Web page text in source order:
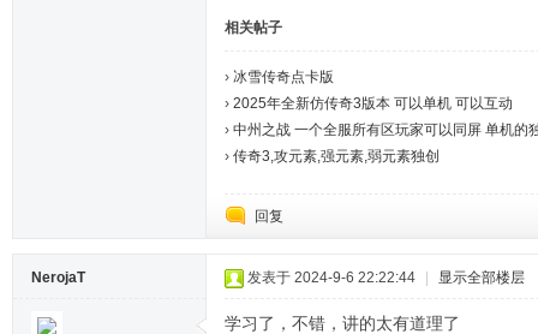
相关帖子
› 冰雪传奇点卡版
› 2025年全新仿传奇3版本 可以单机 可以互动
› 中州之战 一个全服所有区玩家可以同屏 单机的
› 传奇3,攻元素,强元素,弱元素独创
回复
NerojaT 发表于 2024-9-6 22:22:44 显示全部楼层
学习了，不错，讲的太有道理了